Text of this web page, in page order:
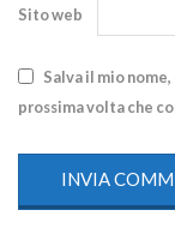
Sito web
Salva il mio
prossima volta che